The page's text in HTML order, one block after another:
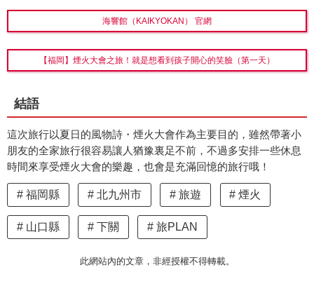
海響館（KAIKYOKAN） 官網
【福岡】煙火大會之旅！就是想看到孩子開心的笑臉（第一天）
結語
這次旅行以夏日的風物詩・煙火大會作為主要目的，雖然帶著小
朋友的全家旅行很容易讓人猶豫裏足不前，不過多安排一些休息
時間來享受煙火大會的樂趣，也會是充滿回憶的旅行哦！
福岡縣 北九州市 旅遊 煙火
山口縣 下關 旅PLAN
此網站內的文章，非經授權不得轉載。